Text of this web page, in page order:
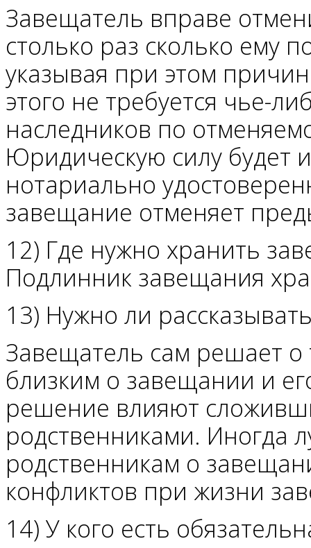
Завещатель вправе
столько раз сколько ему
указывая при этом
этого не требуется чье-
наследников по
Юридическую силу будет
нотариально
завещание отменяет
12) Где нужно хранить
Подлинник завещания
13) Нужно ли
Завещатель сам решает о
близким о завещании и
решение влияют
родственниками. Иногда
родственникам о
конфликтов при жизни
14) У кого есть